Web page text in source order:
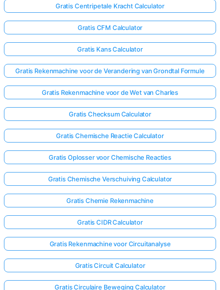
Gratis Centripetale Kracht Calculator
Gratis CFM Calculator
Gratis Kans Calculator
Gratis Rekenmachine voor de Verandering van Grondtal Formule
Gratis Rekenmachine voor de Wet van Charles
Gratis Checksum Calculator
Gratis Chemische Reactie Calculator
Gratis Oplosser voor Chemische Reacties
Gratis Chemische Verschuiving Calculator
Gratis Chemie Rekenmachine
Gratis CIDR Calculator
Gratis Rekenmachine voor Circuitanalyse
Gratis Circuit Calculator
Gratis Circulaire Beweging Calculator